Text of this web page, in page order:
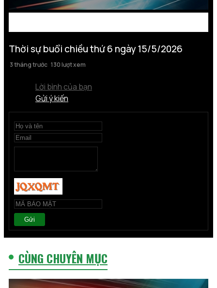
Thời sự buổi chiều thứ 6 ngày 15/5/2026
3 tháng trước 130 lượt xem
Lời bình của bạn
Gửi ý kiến
Gửi
CÙNG CHUYÊN MỤC